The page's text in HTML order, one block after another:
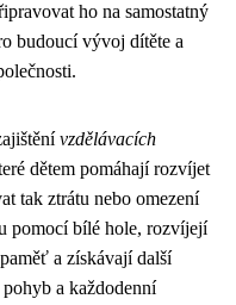
ho na samostatný
budoucí vývoj dítěte a
vzdělávacích
dětem pomáhají rozvíjet
tak ztrátu nebo omezení
pomocí bílé hole, rozvíjejí
a získávají další
a každodenní